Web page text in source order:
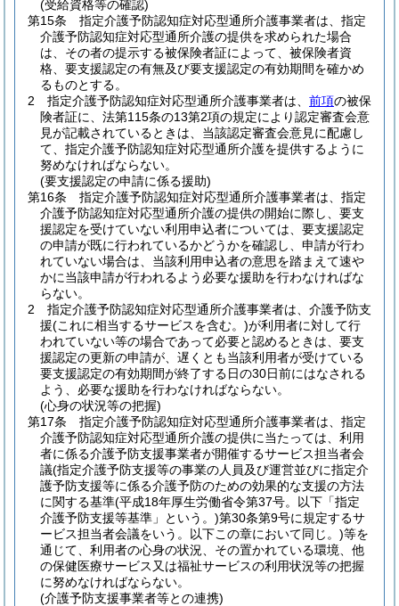
(受給資格等の確認)
第15条
指定介護予防認知症対応型通所介護事業者は、指定
介護予防認知症対応型通所介護の提供を求められた場合
は、その者の提示する被保険者証によって、被保険者資
格、要支援認定の有無及び要支援認定の有効期間を確かめ
るものとする。
2
指定介護予防認知症対応型通所介護事業者は、 前項の被保
険者証に、法第115条の13第2項の規定により認定審査会意
見が記載されているときは、当該認定審査会意見に配慮し
て、指定介護予防認知症対応型通所介護を提供するように
努めなければならない。
(要支援認定の申請に係る援助)
第16条
指定介護予防認知症対応型通所介護事業者は、指定
介護予防認知症対応型通所介護の提供の開始に際し、要支
援認定を受けていない利用申込者については、要支援認定
の申請が既に行われているかどうかを確認し、申請が行わ
れていない場合は、当該利用申込者の意思を踏まえて速や
かに当該申請が行われるよう必要な援助を行わなければな
らない。
2
指定介護予防認知症対応型通所介護事業者は、介護予防支
援(これに相当するサービスを含む。)が利用者に対して行
われていない等の場合であって必要と認めるときは、要支
援認定の更新の申請が、遅くとも当該利用者が受けている
要支援認定の有効期間が終了する日の30日前にはなされる
よう、必要な援助を行わなければならない。
(心身の状況等の把握)
第17条
指定介護予防認知症対応型通所介護事業者は、指定
介護予防認知症対応型通所介護の提供に当たっては、利用
者に係る介護予防支援事業者が開催するサービス担当者会
議(指定介護予防支援等の事業の人員及び運営並びに指定介
護予防支援等に係る介護予防のための効果的な支援の方法
に関する基準(平成18年厚生労働省令第37号。以下「指定
介護予防支援等基準」という。)第30条第9号に規定するサ
ービス担当者会議をいう。以下この章において同じ。)等を
通じて、利用者の心身の状況、その置かれている環境、他
の保健医療サービス又は福祉サービスの利用状況等の把握
に努めなければならない。
(介護予防支援事業者等との連携)